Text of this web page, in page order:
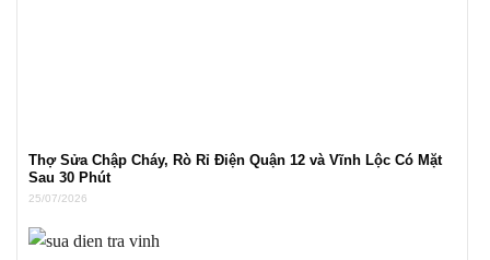
Thợ Sửa Chập Cháy, Rò Rỉ Điện Quận 12 và Vĩnh Lộc Có Mặt
Sau 30 Phút
25/07/2026